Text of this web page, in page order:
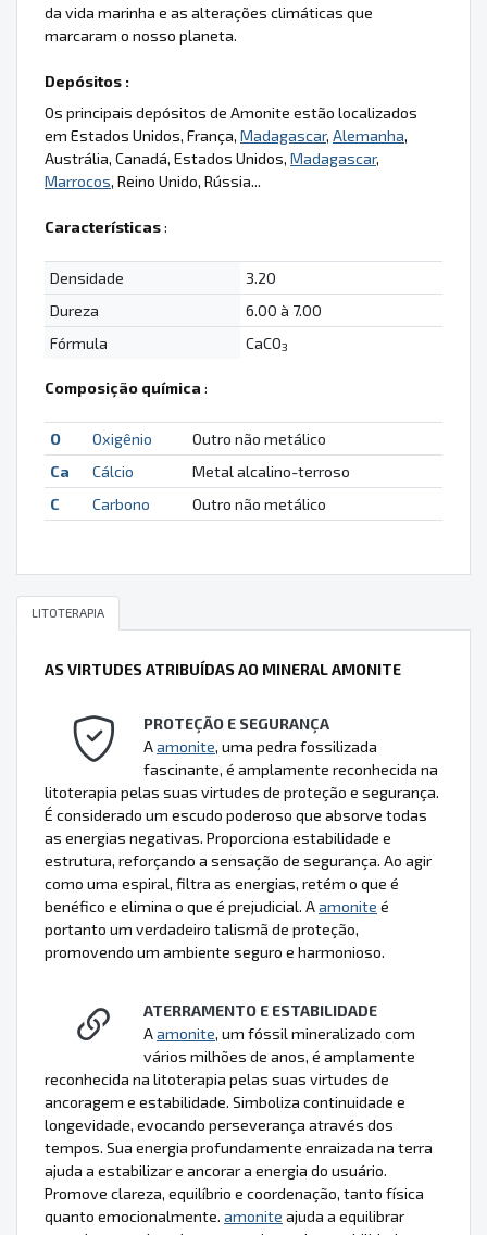
da vida marinha e as alterações climáticas que
marcaram o nosso planeta.
Depósitos :
Os principais depósitos de Amonite estão localizados
em Estados Unidos, França, Madagascar, Alemanha,
Austrália, Canadá, Estados Unidos, Madagascar,
Marrocos, Reino Unido, Rússia...
Características:
Densidade
3.20
Dureza
6.00 à 7.00
Fórmula
CaCO3
Composição química :
O Oxigênio
Outro não metálico
Ca
Cálcio
Metal alcalino-terroso
C
Carbono Outro não metálico
LITOTERAPIA
AS VIRTUDES ATRIBUÍDAS AO MINERAL AMONITE
PROTEÇÃO E SEGURANÇA
Aamonite, uma pedra fossilizada
fascinante, é amplamente reconhecida na
litoterapia pelas suas virtudes de proteção e segurança.
É considerado um escudo poderoso que absorve todas
as energias negativas. Proporciona estabilidade e
estrutura, reforçando a sensação de segurança. Ao agir
como uma espiral, filtra as energias, retém o que é
benéfico e elimina o que é prejudicial. Aamonite é
portanto um verdadeiro talismã de proteção,
promovendo um ambiente seguro e harmonioso.
ATERRAMENTO E ESTABILIDADE
Aamonite, um fóssil mineralizado com
vários milhões de anos, é amplamente
reconhecida na litoterapia pelas suas virtudes de
ancoragem e estabilidade. Simboliza continuidade e
longevidade, evocando perseverança através dos
tempos. Sua energia profundamente enraizada na terra
ajuda a estabilizar e ancorar a energia do usuário.
Promove clareza, equilíbrio e coordenação, tanto física
quanto emocionalmente. amonite ajuda a equilibrar